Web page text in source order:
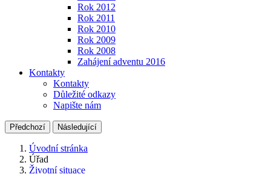
Rok 2012
Rok 2011
Rok 2010
Rok 2009
Rok 2008
Zahájení adventu 2016
Kontakty
Kontakty
Důležité odkazy
Napište nám
Předchozí Následující
Úvodní stránka
Úřad
Životní situace